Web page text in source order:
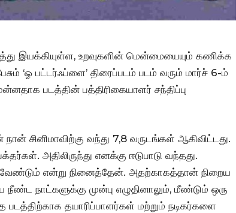
இயக்கியுள்ள, உறவுகளின் மென்மையையும் கணிக்க
‘ஓ பட்டர்ஃப்ளை’ திரைப்படம் படம் வரும் மார்ச் 6-ம்
படத்தின் பத்திரிகையாளர் சந்திப்பு
சினிமாவிற்கு வந்து 7,8 வருடங்கள் ஆகிவிட்டது.
அதிலிருந்து எனக்கு ஈடுபாடு வந்தது.
என்று நினைத்தேன். அதற்காகத்தான் நிறைய
நாட்களுக்கு முன்பு எழுதினாலும், மீண்டும் ஒரு
தயாரிப்பாளர்கள் மற்றும் நடிகர்களை